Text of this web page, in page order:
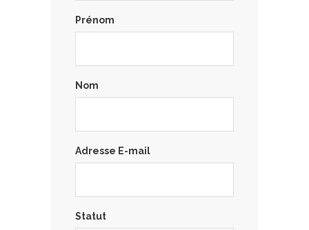
Prénom
Nom
Adresse E-mail
Statut